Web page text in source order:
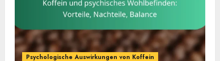
Psychologische Auswirkungen von Koffein